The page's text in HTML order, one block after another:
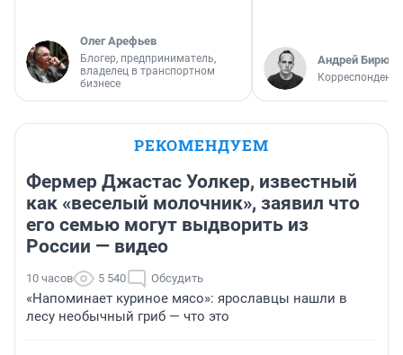
Олег Арефьев
Блогер, предприниматель,
владелец в транспортном
бизнесе
Андрей
Корреспондент
РЕКОМЕНДУЕМ
Фермер Джастас Уолкер, известный
как «веселый молочник», заявил что
его семью могут выдворить из
России — видео
10 часов 5 540 Обсудить
«Напоминает куриное мясо»: ярославцы нашли в
лесу необычный гриб — что это